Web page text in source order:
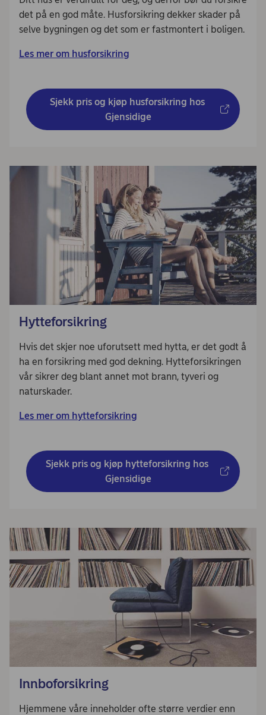
det på en god måte. Husforsikring dekker skader på
selve bygningen og det som er fastmontert i boligen.
Les mer om husforsikring
Sjekk pris og kjøp husforsikring hos
Gjensidige
Hytteforsikring
Hvis det skjer noe uforutsett med hytta, er det godt å
ha en forsikring med god dekning. Hytteforsikringen
vår sikrer deg blant annet mot brann, tyveri og
naturskader.
Les mer om hytteforsikring
Sjekk pris og kjøp hytteforsikring hos
Gjensidige
Innboforsikring
Hjemmene våre inneholder ofte større verdier enn